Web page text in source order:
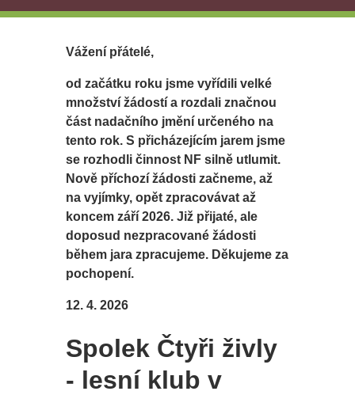
Vážení přátelé,
od začátku roku jsme vyřídili velké
množství žádostí a rozdali značnou
část nadačního jmění určeného na
tento rok. S přicházejícím jarem jsme
se rozhodli činnost NF silně utlumit.
Nově příchozí žádosti začneme, až
na vyjímky, opět zpracovávat až
koncem září 2026. Již přijaté, ale
doposud nezpracované žádosti
během jara zpracujeme. Děkujeme za
pochopení.
12. 4. 2026
Spolek Čtyři živly
- lesní klub v